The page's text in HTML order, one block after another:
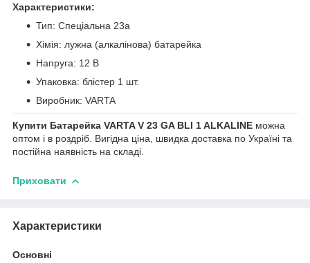
Характеристики:
Тип: Спеціальна 23a
Хімія: лужна (алкалінова) батарейка
Напруга: 12 В
Упаковка: блістер 1 шт.
Виробник: VARTA
Купити Батарейка VARTA V 23 GA BLI 1 ALKALINE можна
оптом і в роздріб. Вигідна ціна, швидка доставка по Україні та
постійна наявність на складі.
Приховати
Характеристики
Основні